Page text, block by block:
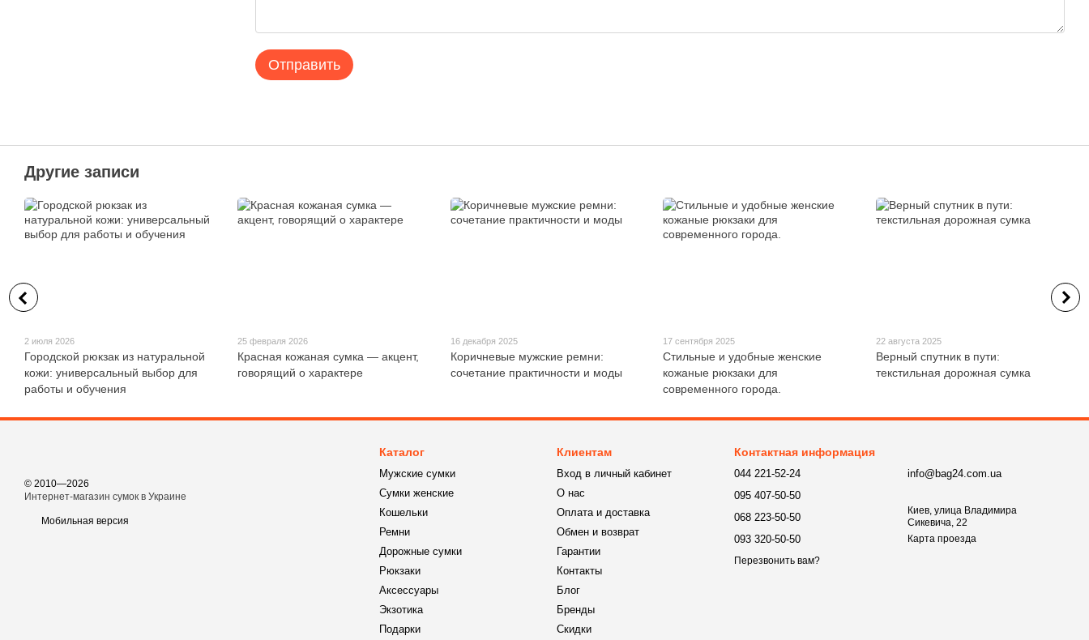
Отправить
Другие записи
2 июля 2026
Городской рюкзак из натуральной
кожи: универсальный выбор для
работы и обучения
25 февраля 2026
Красная кожаная сумка — акцент,
говорящий о характере
16 декабря 2025
Коричневые мужские ремни:
сочетание практичности и моды
17 сентября 2025
Стильные и удобные женские
кожаные рюкзаки для
современного города.
22 августа 2025
Верный спутник в пути:
текстильная дорожная сумка
© 2010—2026
Интернет-магазин сумок в Украине
Мобильная версия
Каталог
Мужские сумки
Сумки женские
Кошельки
Ремни
Дорожные сумки
Рюкзаки
Аксессуары
Экзотика
Подарки
Клиентам
Вход в личный кабинет
О нас
Оплата и доставка
Обмен и возврат
Гарантии
Контакты
Блог
Бренды
Скидки
Контактная информация
044 221-52-24
095 407-50-50
068 223-50-50
093 320-50-50
Перезвонить вам?
info@bag24.com.ua
Киев, улица Владимира
Сикевича, 22
Карта проезда